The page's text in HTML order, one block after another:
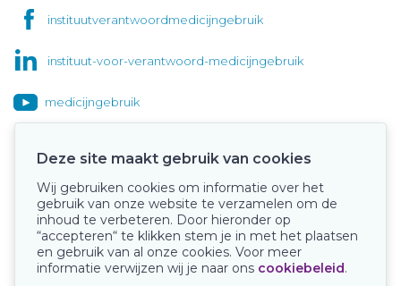
instituutverantwoordmedicijngebruik
instituut-voor-verantwoord-medicijngebruik
medicijngebruik
Onze keurmerken
Deze site maakt gebruik van cookies
Wij gebruiken cookies om informatie over het
gebruik van onze website te verzamelen om de
inhoud te verbeteren. Door hieronder op
“accepteren“ te klikken stem je in met het plaatsen
en gebruik van al onze cookies. Voor meer
informatie verwijzen wij je naar ons cookiebeleid.